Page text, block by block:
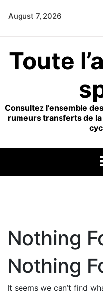
August 7, 2026
Toute
Consultez l’ensemble
rumeurs transferts de
Nothing
Nothing
It seems we can’t find